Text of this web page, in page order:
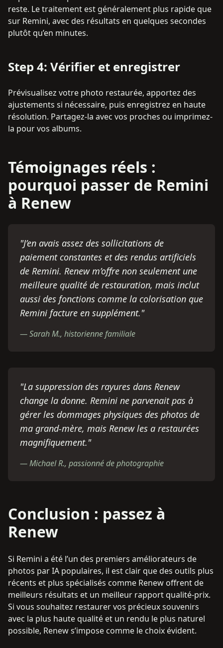
reste. Le traitement est généralement plus rapide que
sur Remini, avec des résultats en quelques secondes
plutôt qu’en minutes.
Step 4: Vérifier et enregistrer
Prévisualisez votre photo restaurée, apportez des
ajustements si nécessaire, puis enregistrez en haute
résolution. Partagez-la avec vos proches ou imprimez-
la pour vos albums.
Témoignages réels :
pourquoi passer de Remini
à Renew
"J’en avais assez des sollicitations de
paiement constantes et des rendus artificiels
de Remini. Renew m’offre non seulement une
meilleure qualité de restauration, mais inclut
aussi des fonctions comme la colorisation que
Remini facture en supplément."
—Sarah M., historienne familiale
"La suppression des rayures dans Renew
change la donne. Remini ne parvenait pas à
gérer les dommages physiques des photos de
ma grand-mère, mais Renew les a restaurées
magnifiquement."
—Michael R., passionné de photographie
Conclusion : passez à
Renew
Si Remini a été l’un des premiers améliorateurs de
photos par IA populaires, il est clair que des outils plus
récents et plus spécialisés comme Renew offrent de
meilleurs résultats et un meilleur rapport qualité-prix.
Si vous souhaitez restaurer vos précieux souvenirs
avec la plus haute qualité et un rendu le plus naturel
possible, Renew s’impose comme le choix évident.